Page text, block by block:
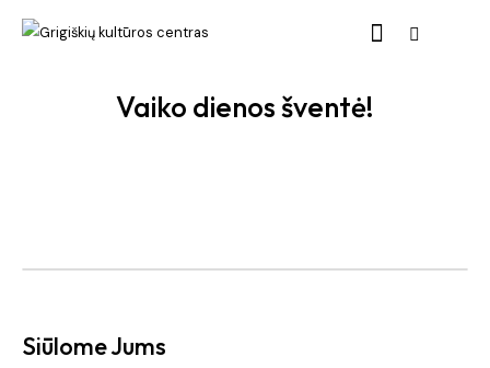
Vaiko dienos šventė!
Siūlome Jums